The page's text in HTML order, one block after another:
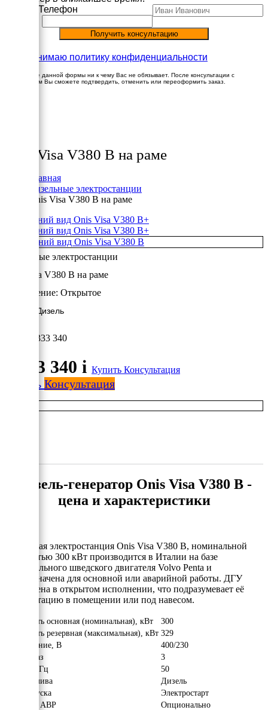
Телефон
Принимаю политику конфиденциальности
Заполнение данной формы ни к чему Вас не обязывает. После консультации с
менеджером Вы сможете подтвердить, отменить или переоформить заказ.
Onis Visa V380 B на раме
Главная
Дизельные электростанции
Onis Visa V380 B на раме
+
+
Дизельные электростанции
Onis Visa V380 B на раме
Исполнение: Открытое
300 кВт/Дизель
4 333 340
4 333 340 i Купить Консультация
Купить Консультация
Дизель-генератор Onis Visa V380 B -
цена и характеристики
Дизельная электростанция Onis Visa V380 B, номинальной
мощностью 300 кВт производится в Италии на базе
оригинального шведского двигателя Volvo Penta и
предназначена для основной или аварийной работы. ДГУ
выполнена в открытом исполнении, что подразумевает её
эксплуатацию в помещении или под навесом.
Мощность основная (номинальная), кВт
300
Мощность резервная (максимальная), кВт 329
Напряжение, В
400/230
Число фаз
3
Частота, Гц
50
Вид топлива
Дизель
Тип запуска
Электростарт
Наличие АВР
Опционально